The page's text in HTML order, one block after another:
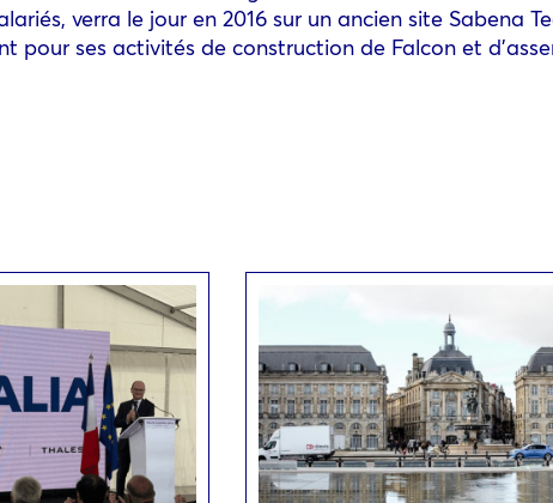
verra le jour en 2016 sur un ancien site Sabena
pour ses activités de construction de Falcon et